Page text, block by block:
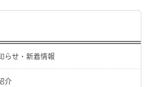
らせ・新着情報
介